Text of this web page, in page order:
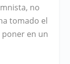
no
tomado el
en un